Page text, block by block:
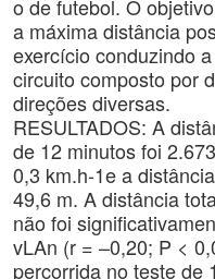
o de futebol. O
a máxima distância
exercício conduzindo
circuito composto por
direções diversas.
RESULTADOS: A
de 12 minutos foi
0,3 km.h-1e a
49,6 m. A distância
não foi
vLAn (r = –0,20; P <
percorrida no teste de